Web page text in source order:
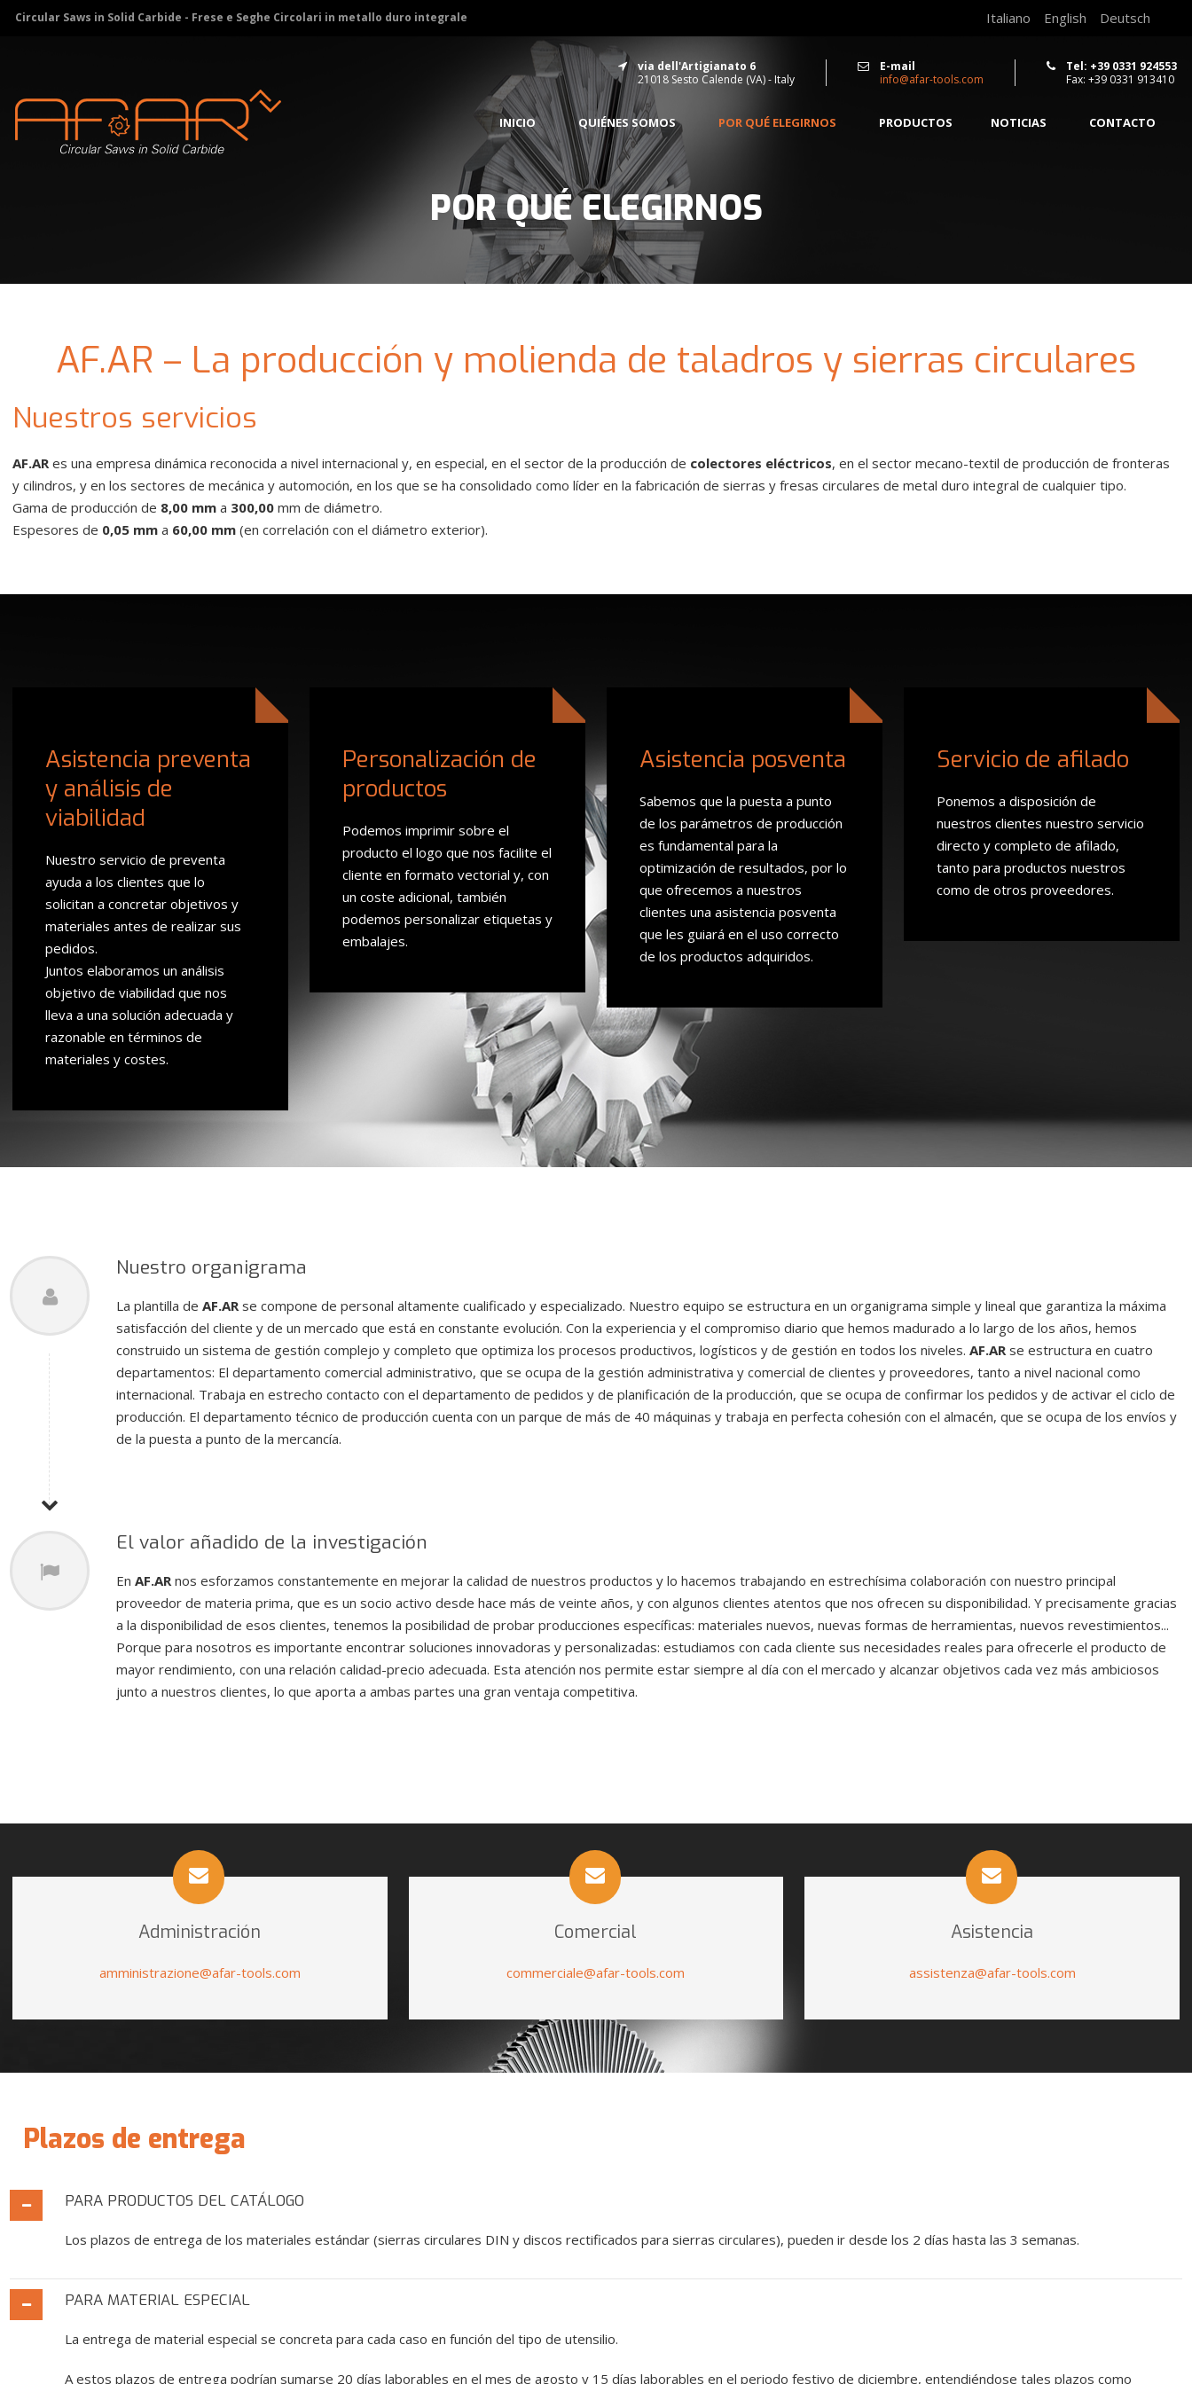
Circular Saws in Solid Carbide - Frese e Seghe Circolari in metallo duro integrale Italiano English Deutsch
via dell'Artigianato 6
21018 Sesto Calende (VA) - Italy
E-mail
info@afar-tools.com
Tel: +39 0331 924553
Fax: +39 0331 913410
INICIO QUIÉNES SOMOS POR QUÉ ELEGIRNOS PRODUCTOS NOTICIAS CONTACTO
POR QUÉ ELEGIRNOS
AF.AR – La producción y molienda de taladros y sierras circulares
Nuestros servicios
AF.ARes una empresa dinámica reconocida a nivel internacional y, en especial, en el sector de la producción de colectores eléctricos, en el sector mecano-textil de producción de fronteras
y cilindros, y en los sectores de mecánica y automoción, en los que se ha consolidado como líder en la fabricación de sierras y fresas circulares de metal duro integral de cualquier tipo.
Gama de producción de 8,00 mm a 300,00 mm de diámetro.
Espesores de 0,05 mm a 60,00 mm (en correlación con el diámetro exterior).
Asistencia preventa
y análisis de
viabilidad
Nuestro servicio de preventa
ayuda a los clientes que lo
solicitan a concretar objetivos y
materiales antes de realizar sus
pedidos.
Juntos elaboramos un análisis
objetivo de viabilidad que nos
lleva a una solución adecuada y
razonable en términos de
materiales y costes.
Personalización de
productos
Podemos imprimir sobre el
producto el logo que nos facilite el
cliente en formato vectorial y, con
un coste adicional, también
podemos personalizar etiquetas y
embalajes.
Asistencia posventa
Sabemos que la puesta a punto
de los parámetros de producción
es fundamental para la
optimización de resultados, por lo
que ofrecemos a nuestros
clientes una asistencia posventa
que les guiará en el uso correcto
de los productos adquiridos.
Servicio de afilado
Ponemos a disposición de
nuestros clientes nuestro servicio
directo y completo de afilado,
tanto para productos nuestros
como de otros proveedores.
Nuestro organigrama
La plantilla de AF.ARse compone de personal altamente cualificado y especializado. Nuestro equipo se estructura en un organigrama simple y lineal que garantiza la máxima
satisfacción del cliente y de un mercado que está en constante evolución. Con la experiencia y el compromiso diario que hemos madurado a lo largo de los años, hemos
construido un sistema de gestión complejo y completo que optimiza los procesos productivos, logísticos y de gestión en todos los niveles. AF.ARse estructura en cuatro
departamentos: El departamento comercial administrativo, que se ocupa de la gestión administrativa y comercial de clientes y proveedores, tanto a nivel nacional como
internacional. Trabaja en estrecho contacto con el departamento de pedidos y de planificación de la producción, que se ocupa de confirmar los pedidos y de activar el ciclo de
producción. El departamento técnico de producción cuenta con un parque de más de 40 máquinas y trabaja en perfecta cohesión con el almacén, que se ocupa de los envíos y
de la puesta a punto de la mercancía.
El valor añadido de la investigación
En AF.ARnos esforzamos constantemente en mejorar la calidad de nuestros productos y lo hacemos trabajando en estrechísima colaboración con nuestro principal
proveedor de materia prima, que es un socio activo desde hace más de veinte años, y con algunos clientes atentos que nos ofrecen su disponibilidad. Y precisamente gracias
a la disponibilidad de esos clientes, tenemos la posibilidad de probar producciones específicas: materiales nuevos, nuevas formas de herramientas, nuevos revestimientos...
Porque para nosotros es importante encontrar soluciones innovadoras y personalizadas: estudiamos con cada cliente sus necesidades reales para ofrecerle el producto de
mayor rendimiento, con una relación calidad-precio adecuada. Esta atención nos permite estar siempre al día con el mercado y alcanzar objetivos cada vez más ambiciosos
junto a nuestros clientes, lo que aporta a ambas partes una gran ventaja competitiva.
Administración
amministrazione@afar-tools.com
Comercial
commerciale@afar-tools.com
Asistencia
assistenza@afar-tools.com
Plazos de entrega
PARA PRODUCTOS DEL CATÁLOGO
Los plazos de entrega de los materiales estándar (sierras circulares DIN y discos rectificados para sierras circulares), pueden ir desde los 2 días hasta las 3 semanas.
PARA MATERIAL ESPECIAL
La entrega de material especial se concreta para cada caso en función del tipo de utensilio.
A estos plazos de entrega podrían sumarse 20 días laborables en el mes de agosto y 15 días laborables en el periodo festivo de diciembre, entendiéndose tales plazos como